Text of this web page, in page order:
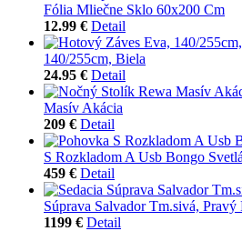
Fólia Mliečne Sklo 60x200 Cm
12.99 € Detail
140/255cm, Biela
24.95 € Detail
Masív Akácia
209 € Detail
S Rozkladom A Usb Bongo
459 € Detail
Súprava Salvador Tm.sivá, Pravý
1199 € Detail